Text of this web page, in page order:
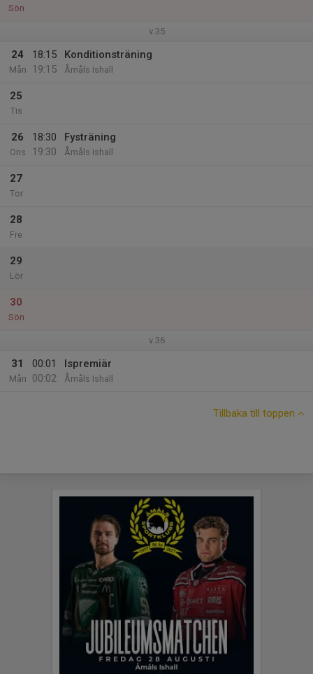
Sön
v.35
24
Mån
18:15
19:15
Konditionsträning
Åmåls Ishall
25
Tis
26
Ons
18:30
19:30
Fysträning
Åmåls Ishall
27
Tor
28
Fre
29
Lör
30
Sön
v.36
31
Mån
00:01
00:02
Ispremiär
Åmåls Ishall
Tillbaka till toppen